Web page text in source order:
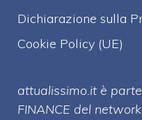
Dichiarazione sulla
Cookie Policy (UE)
attualissimo.it è
FINANCE del